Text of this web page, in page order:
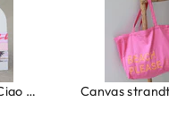
Canvas strandtas beach please roze/oranje